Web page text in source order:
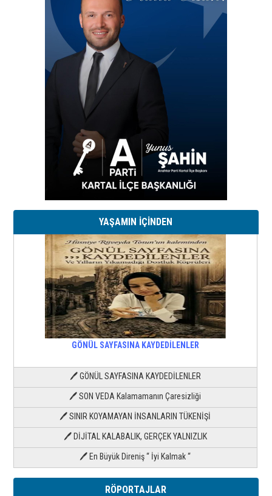
YAŞAMIN İÇİNDEN
GÖNÜL SAYFASINA KAYDEDİLENLER
🖊 GÖNÜL SAYFASINA KAYDEDİLENLER
🖊 SON VEDA Kalamamanın Çaresizliği
🖊 SINIR KOYAMAYAN İNSANLARIN TÜKENİŞİ
🖊 DİJİTAL KALABALIK, GERÇEK YALNIZLIK
🖊 En Büyük Direniş “ İyi Kalmak “
RÖPORTAJLAR